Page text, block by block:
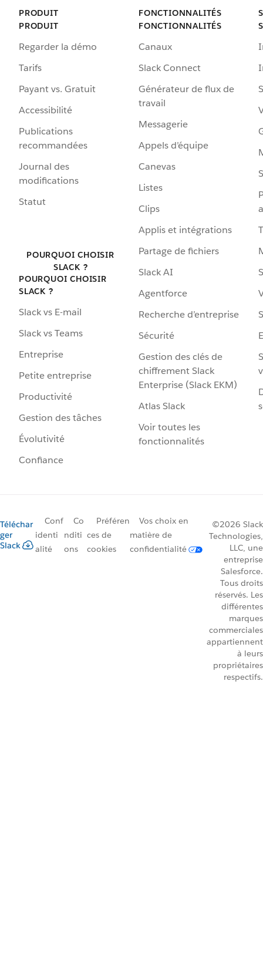
PRODUIT
PRODUIT
Regarder la démo
Tarifs
Payant vs. Gratuit
Accessibilité
Publications
recommandées
Journal des
modifications
Statut
POURQUOI CHOISIR
SLACK ?
POURQUOI CHOISIR
SLACK ?
Slack vs E-mail
Slack vs Teams
Entreprise
Petite entreprise
Productivité
Gestion des tâches
Évolutivité
Confiance
FONCTIONNALITÉS
FONCTIONNALITÉS
Canaux
Slack Connect
Générateur de flux de
travail
Messagerie
Appels d’équipe
Canevas
Listes
Clips
Applis et intégrations
Partage de fichiers
Slack AI
Agentforce
Recherche d’entreprise
Sécurité
Gestion des clés de
chiffrement Slack
Enterprise (Slack EKM)
Atlas Slack
Voir toutes les
fonctionnalités
Téléchar
ger
Slack
Conf
identi
alité
Co
nditi
ons
Préféren
ces de
cookies
Vos choix en
matière de
confidentialité
©2026 Slack
Technologies,
LLC, une
entreprise
Salesforce.
Tous droits
réservés. Les
différentes
marques
commerciales
appartiennent
à leurs
propriétaires
respectifs.